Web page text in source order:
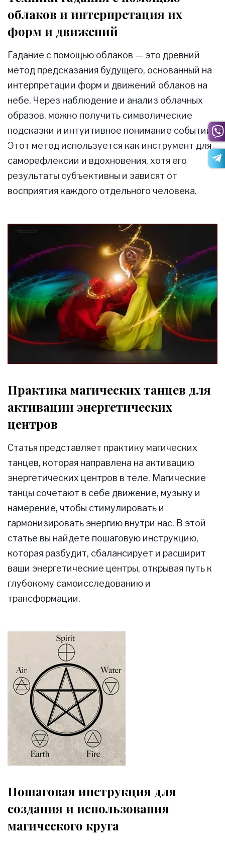
облаков и интерпретация их
форм и движений
Гадание с помощью облаков — это древний
метод предсказания будущего, основанный на
интерпретации форм и движений облаков на
небе. Через наблюдение и анализ облачных
образов, можно получить символические
подсказки и интуитивное понимание событий.
Этот метод используется как инструмент для
саморефлексии и вдохновения, хотя его
результаты субъективны и зависят от
восприятия каждого отдельного человека.
Практика магических танцев для
активации энергетических
центров
Статья представляет практику магических
танцев, которая направлена на активацию
энергетических центров в теле. Магические
танцы сочетают в себе движение, музыку и
намерение, чтобы стимулировать и
гармонизировать энергию внутри нас. В этой
статье вы найдете пошаговую инструкцию,
которая разбудит, сбалансирует и расширит
ваши энергетические центры, открывая путь к
глубокому самоисследованию и
трансформации.
Пошаговая инструкция для
создания и использования
магического круга